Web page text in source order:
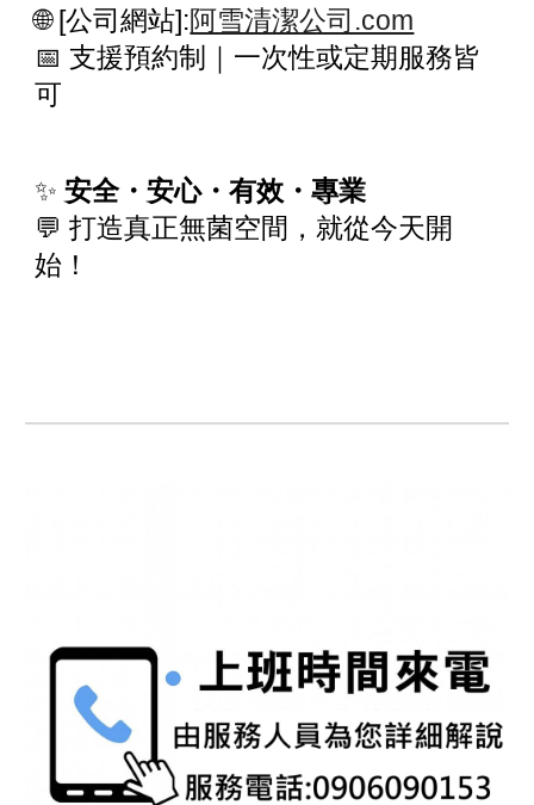
🌐 [公司網站]:阿雪清潔公司.com
📅 支援預約制｜一次性或定期服務皆
可
✨安全・安心・有效・專業
💬 打造真正無菌空間，就從今天開
始！